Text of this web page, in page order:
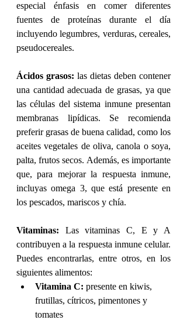
especial énfasis en comer diferentes
fuentes de proteínas durante el día
incluyendo legumbres, verduras, cereales,
pseudocereales.
Ácidos grasos: las dietas deben contener
una cantidad adecuada de grasas, ya que
las células del sistema inmune presentan
membranas lipídicas. Se recomienda
preferir grasas de buena calidad, como los
aceites vegetales de oliva, canola o soya,
palta, frutos secos. Además, es importante
que, para mejorar la respuesta inmune,
incluyas omega 3, que está presente en
los pescados, mariscos y chía.
Vitaminas: Las vitaminas C, E y A
contribuyen a la respuesta inmune celular.
Puedes encontrarlas, entre otros, en los
siguientes alimentos:
Vitamina C: presente en kiwis,
frutillas, cítricos, pimentones y
tomates